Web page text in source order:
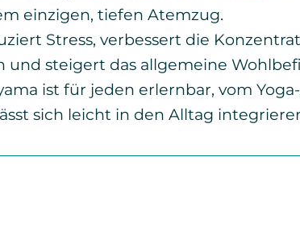
einzigen, tiefen Atemzug.
Stress, verbessert die
und steigert das allgemeine
ist für jeden erlernbar, vom
sich leicht in den Alltag